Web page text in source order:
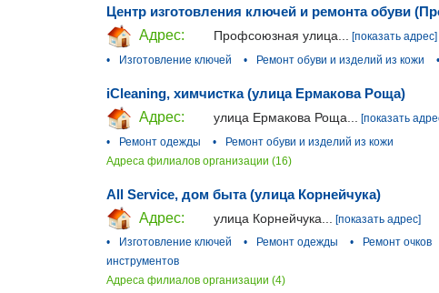
Центр изготовления ключей и ремонта обуви
Адрес:
Профсоюзная улица...
[показать адрес]
•
Изготовление ключей • Ремонт обуви и изделий из кожи •
iCleaning, химчистка (улица Ермакова Роща)
Адрес:
улица Ермакова Роща...
[показать
•
Ремонт одежды •
Ремонт обуви и изделий из кожи
Адреса филиалов организации (16)
All Service, дом быта (улица Корнейчука)
Адрес:
улица Корнейчука...
[показать адрес]
•
Изготовление ключей • Ремонт одежды • Ремонт очков
инструментов
Адреса филиалов организации (4)